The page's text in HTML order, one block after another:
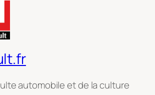
automobile et de la culture